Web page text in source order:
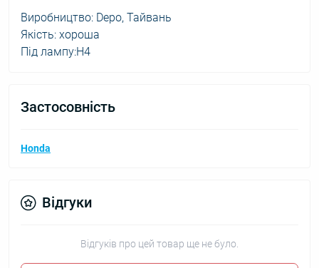
Виробництво: Depo, Тайвань
Якість: хороша
Під лампу:H4
Застосовність
Honda
Відгуки
Відгуків про цей товар ще не було.